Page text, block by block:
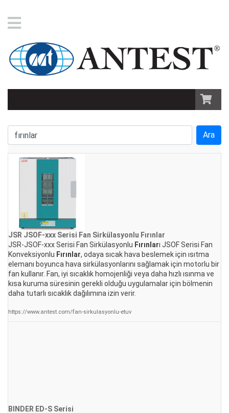
JSR JSOF-xxx Serisi Fan Sirkülasyonlu Fırınlar
JSR-JSOF-xxx Serisi Fan Sirkülasyonlu Fırınları JSOF Serisi Fan
Konveksiyonlu Fırınlar, odaya sıcak hava beslemek için ısıtma
elemanı boyunca hava sirkülasyonlarını sağlamak için motorlu bir
fan kullanır. Fan, iyi sıcaklık homojenliği veya daha hızlı ısınma ve
kısa kuruma süresinin gerekli olduğu uygulamalar için bölmenin
daha tutarlı sıcaklık dağılımına izin verir.
https://www.antest.com/fan-sirkulasyonlu-etuv
BINDER ED-S Serisi